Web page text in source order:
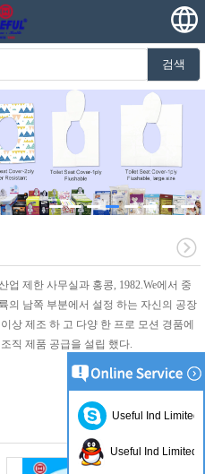
검색
업 제한 사무실과 홍콩, 1982.We에서 중
의 남쪽 부분에서 설정 하는 자신의 공장
상 제조 하 고 다양 한 프로 모션 경품에
직 제품 공급을 설립 했다.
Useful Ind Limited
Useful Ind Limited